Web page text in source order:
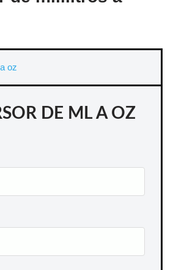
oz
DE ML A OZ